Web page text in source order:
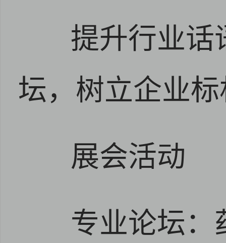
提升行业话
坛，树立企业
展会活动
专业论坛：